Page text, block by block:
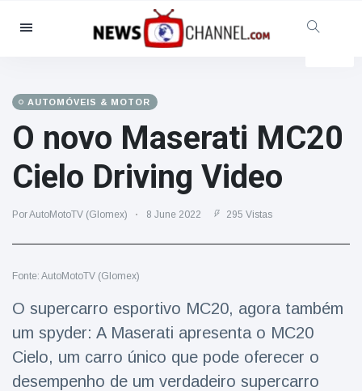
Categorias
Social & Diversão
Cinema & TV
(81)
Celebridades
(13938)
Moda e Beleza
(122)
Estilo de Vida
(121)
Saúde e Aptidão Física
(77)
AUTOMÓVEIS & MOTOR
O novo Maserati MC20
Cielo Driving Video
Por AutoMotoTV (Glomex) 8 June 2022 295 Vistas
Fonte: AutoMotoTV (Glomex)
O supercarro esportivo MC20, agora também
um spyder: A Maserati apresenta o MC20
Cielo, um carro único que pode oferecer o
desempenho de um verdadeiro supercarro